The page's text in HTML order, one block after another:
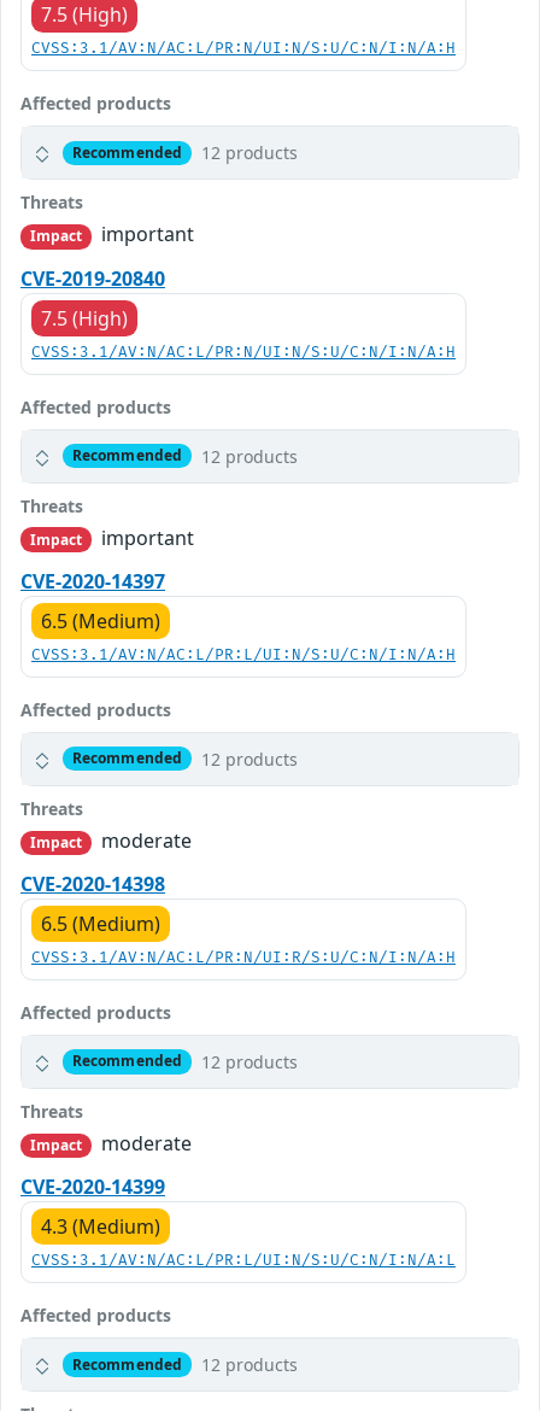
7.5 (High)
CVSS:3.1/AV:N/AC:L/PR:N/UI:N/S:U/C:N/I:N/A:H
Affected products
Recommended 12 products
Threats
Impact
important
CVE-2019-20840
7.5 (High)
CVSS:3.1/AV:N/AC:L/PR:N/UI:N/S:U/C:N/I:N/A:H
Affected products
Recommended 12 products
Threats
Impact
important
CVE-2020-14397
6.5 (Medium)
CVSS:3.1/AV:N/AC:L/PR:L/UI:N/S:U/C:N/I:N/A:H
Affected products
Recommended 12 products
Threats
Impact
moderate
CVE-2020-14398
6.5 (Medium)
CVSS:3.1/AV:N/AC:L/PR:N/UI:R/S:U/C:N/I:N/A:H
Affected products
Recommended 12 products
Threats
Impact
moderate
CVE-2020-14399
4.3 (Medium)
CVSS:3.1/AV:N/AC:L/PR:L/UI:N/S:U/C:N/I:N/A:L
Affected products
Recommended 12 products